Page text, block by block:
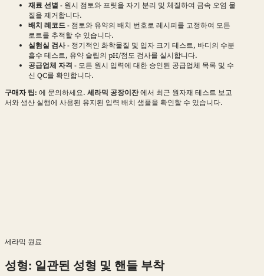
재료 선별 - 원시 점토와 프릿을 자기 분리 및 체질하여 금속 오염 물
질을 제거합니다.
배치 레코드- 점토와 유약의 배치 번호로 레시피를 고정하여 모든
로트를 추적할 수 있습니다.
실험실 검사- 정기적인 화학물질 및 입자 크기 테스트, 바디의 수분
흡수 테스트, 유약 슬립의 pH/점도 검사를 실시합니다.
공급업체 자격 - 모든 원시 입력에 대한 승인된 공급업체 목록 및 수
신 QC를 확인합니다.
구매자 팁: 에 문의하세요. 세라믹 공장이잔에서 최근 원자재 테스트 보고
서와 생산 실행에 사용된 유지된 입력 배치 샘플을 확인할 수 있습니다.
세라믹 원료
성형: 일관된 성형 및 핸들 부착